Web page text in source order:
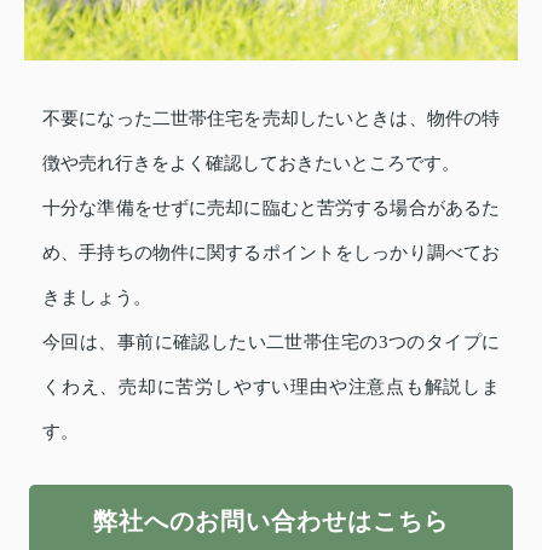
不要になった二世帯住宅を売却したいときは、物件の特
徴や売れ行きをよく確認しておきたいところです。
十分な準備をせずに売却に臨むと苦労する場合があるた
め、手持ちの物件に関するポイントをしっかり調べてお
きましょう。
今回は、事前に確認したい二世帯住宅の3つのタイプに
くわえ、売却に苦労しやすい理由や注意点も解説しま
す。
弊社へのお問い合わせはこちら